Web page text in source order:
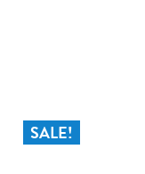
SALE!